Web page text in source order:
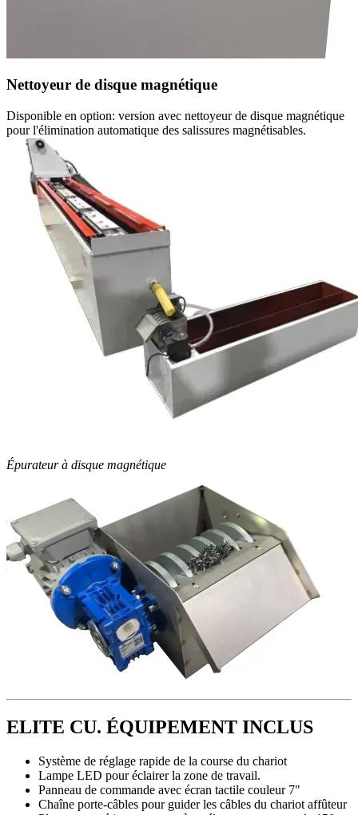
Nettoyeur de disque magnétique
Disponible en option: version avec nettoyeur de disque magnétique
pour l'élimination automatique des salissures magnétisables.
Épurateur à disque magnétique
ELITE CU. ÉQUIPEMENT INCLUS
Système de réglage rapide de la course du chariot
Lampe LED pour éclairer la zone de travail.
Panneau de commande avec écran tactile couleur 7"
Chaîne porte-câbles pour guider les câbles du chariot affûteur